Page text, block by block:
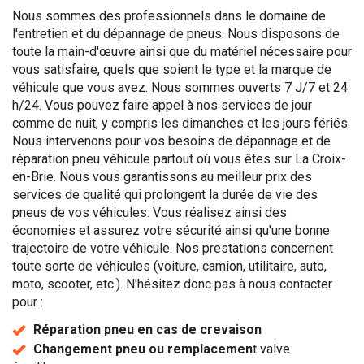
Nous sommes des professionnels dans le domaine de
l'entretien et du dépannage de pneus. Nous disposons de
toute la main-d'œuvre ainsi que du matériel nécessaire pour
vous satisfaire, quels que soient le type et la marque de
véhicule que vous avez. Nous sommes ouverts 7 J/7 et 24
h/24. Vous pouvez faire appel à nos services de jour
comme de nuit, y compris les dimanches et les jours fériés.
Nous intervenons pour vos besoins de dépannage et de
réparation pneu véhicule partout où vous êtes sur La Croix-
en-Brie. Nous vous garantissons au meilleur prix des
services de qualité qui prolongent la durée de vie des
pneus de vos véhicules. Vous réalisez ainsi des
économies et assurez votre sécurité ainsi qu'une bonne
trajectoire de votre véhicule. Nos prestations concernent
toute sorte de véhicules (voiture, camion, utilitaire, auto,
moto, scooter, etc.). N'hésitez donc pas à nous contacter
pour :
Réparation pneu en cas de crevaison
Changement pneu ou remplacement valve